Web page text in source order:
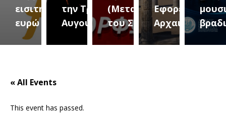
2
την Τρίτη 18
Αυγούστου
(Μεταμόρφωση
του Σωτήρος)
Εφορεία
Αρχαιοτήτων
μουσική
βραδιά
10
« All Events
This event has passed.